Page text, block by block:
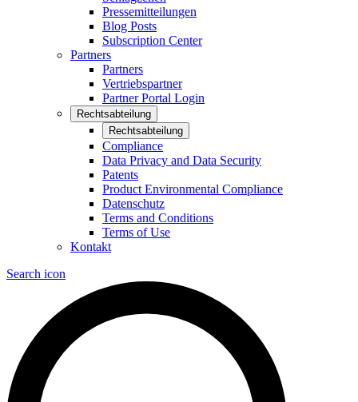
Pressemitteilungen
Blog Posts
Subscription Center
Partners
Partners
Vertriebspartner
Partner Portal Login
Rechtsabteilung
Rechtsabteilung
Compliance
Data Privacy and Data Security
Patents
Product Environmental Compliance
Datenschutz
Terms and Conditions
Terms of Use
Kontakt
Search icon